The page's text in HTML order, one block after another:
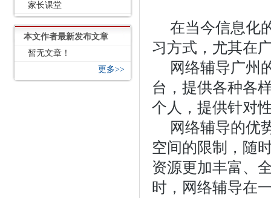
家长课堂
本文作者最新发布文章
暂无文章！
更多>>
在当今信息化
习方式，尤其在
网络辅导广州
台，提供各种各
个人，提供针对
网络辅导的优
空间的限制，随
资源更加丰富、
时，网络辅导在